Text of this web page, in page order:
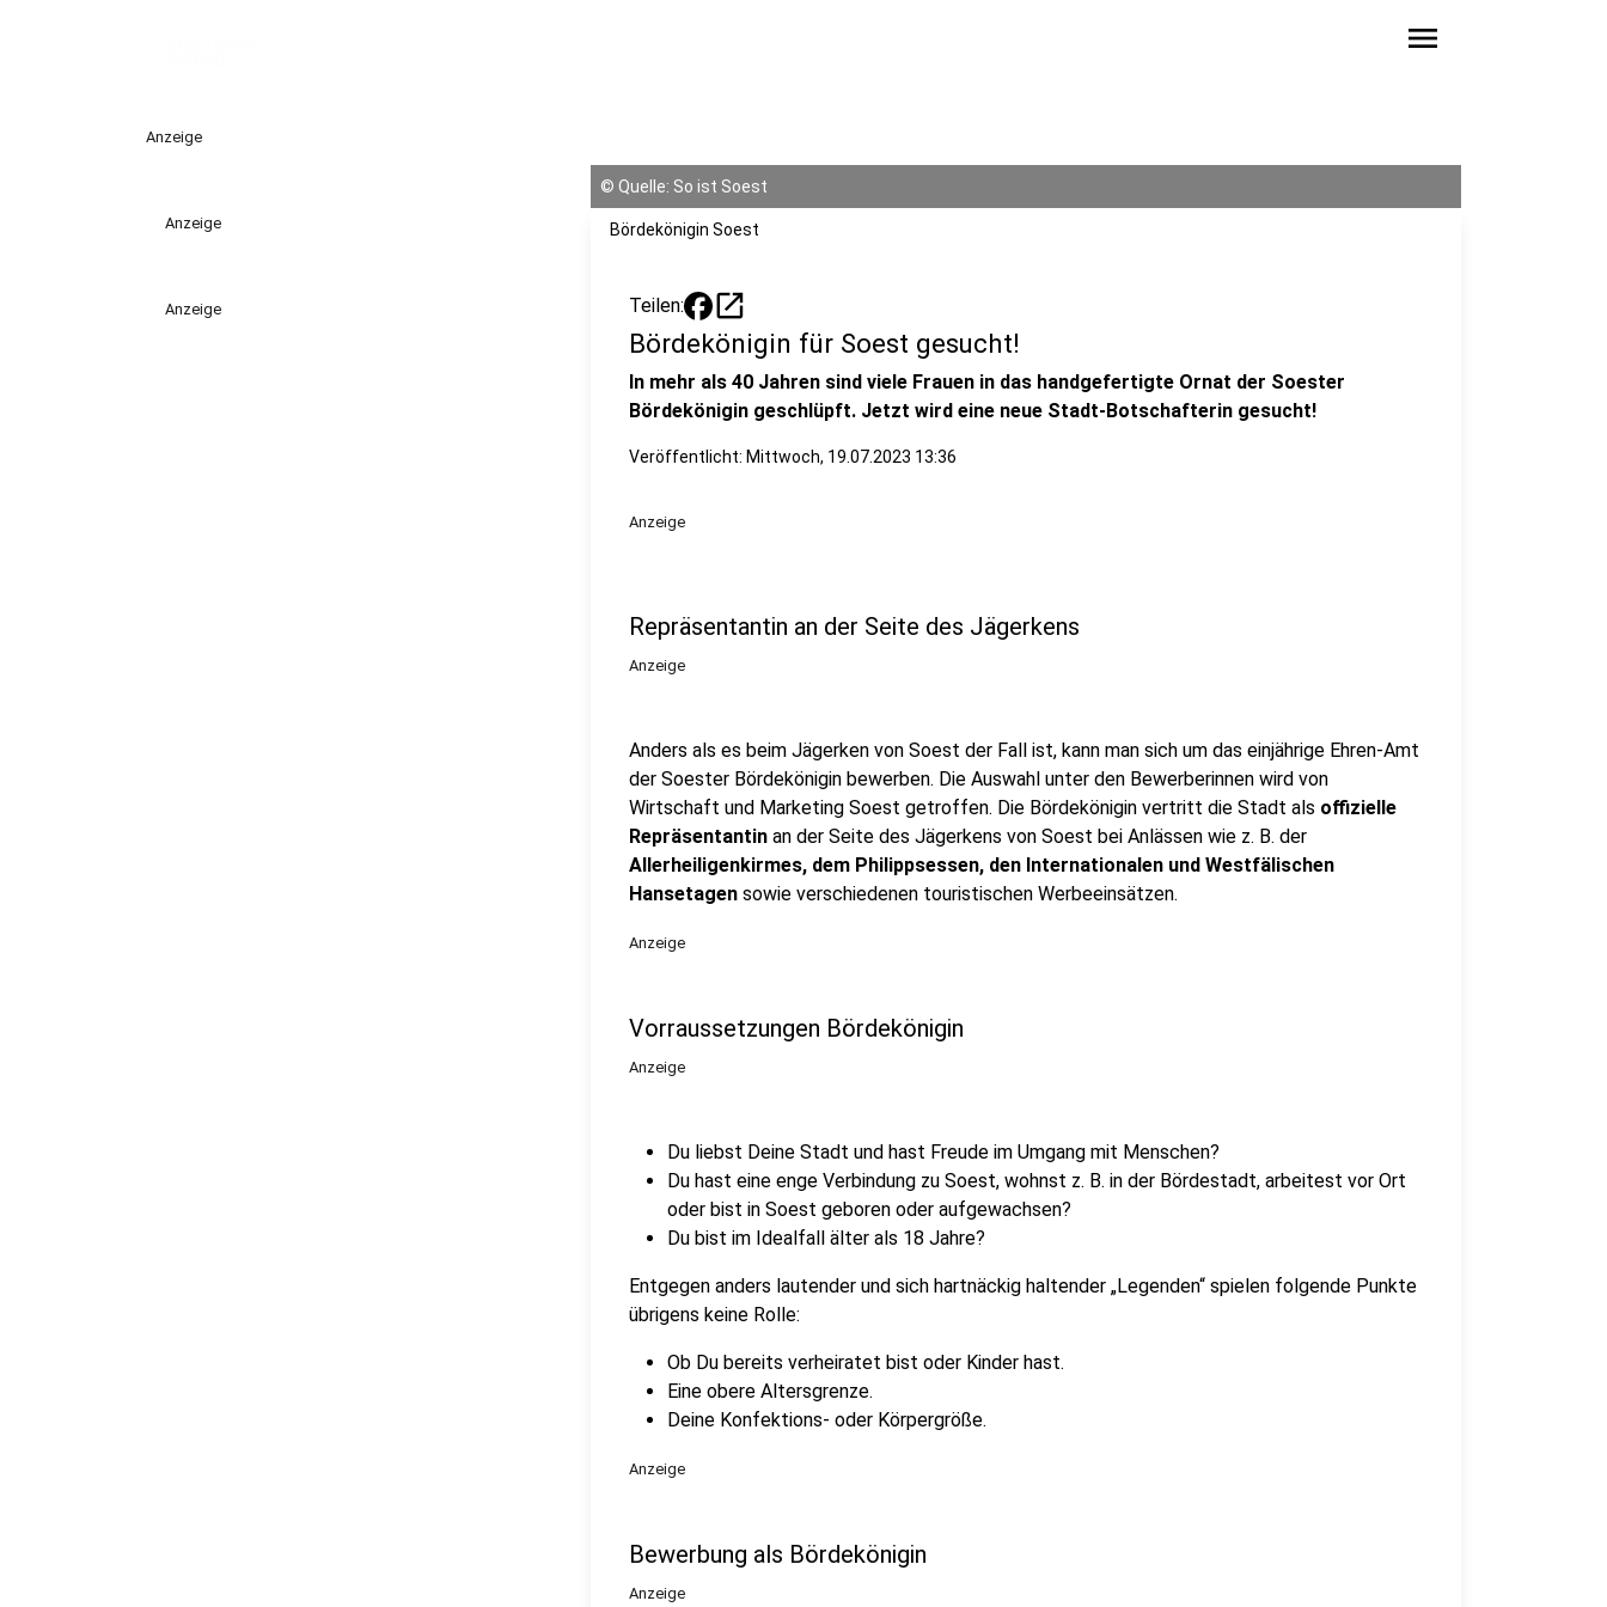
menu
Anzeige
Anzeige
Anzeige
© Quelle: So ist Soest
Bördekönigin Soest
Teilen: open_in_new
Bördekönigin für Soest gesucht!
In mehr als 40 Jahren sind viele Frauen in das handgefertigte Ornat der Soester
Bördekönigin geschlüpft. Jetzt wird eine neue Stadt-Botschafterin gesucht!
Veröffentlicht: Mittwoch, 19.07.2023 13:36
Anzeige
Repräsentantin an der Seite des Jägerkens
Anzeige
Anders als es beim Jägerken von Soest der Fall ist, kann man sich um das einjährige Ehren-Amt
der Soester Bördekönigin bewerben. Die Auswahl unter den Bewerberinnen wird von
Wirtschaft und Marketing Soest getroffen. Die Bördekönigin vertritt die Stadt als offizielle
Repräsentantin an der Seite des Jägerkens von Soest bei Anlässen wie z. B. der
Allerheiligenkirmes, dem Philippsessen, den Internationalen und Westfälischen
Hansetagen sowie verschiedenen touristischen Werbeeinsätzen.
Anzeige
Vorraussetzungen Bördekönigin
Anzeige
Du liebst Deine Stadt und hast Freude im Umgang mit Menschen?
Du hast eine enge Verbindung zu Soest, wohnst z. B. in der Bördestadt, arbeitest vor Ort
oder bist in Soest geboren oder aufgewachsen?
Du bist im Idealfall älter als 18 Jahre?
Entgegen anders lautender und sich hartnäckig haltender „Legenden“ spielen folgende Punkte
übrigens keine Rolle:
Ob Du bereits verheiratet bist oder Kinder hast.
Eine obere Altersgrenze.
Deine Konfektions- oder Körpergröße.
Anzeige
Bewerbung als Bördekönigin
Anzeige